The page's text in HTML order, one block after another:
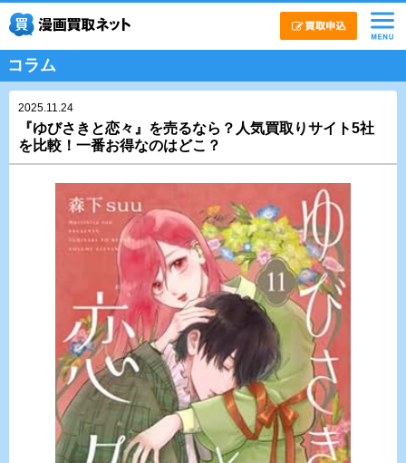
コラム
2025.11.24
『ゆびさきと恋々』を売るなら？人気買取りサイト5社
を比較！一番お得なのはどこ？